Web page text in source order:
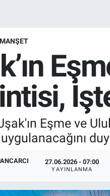
MANŞET
Eşme ve
27.06.2026 - 07:00
YAYINLANMA